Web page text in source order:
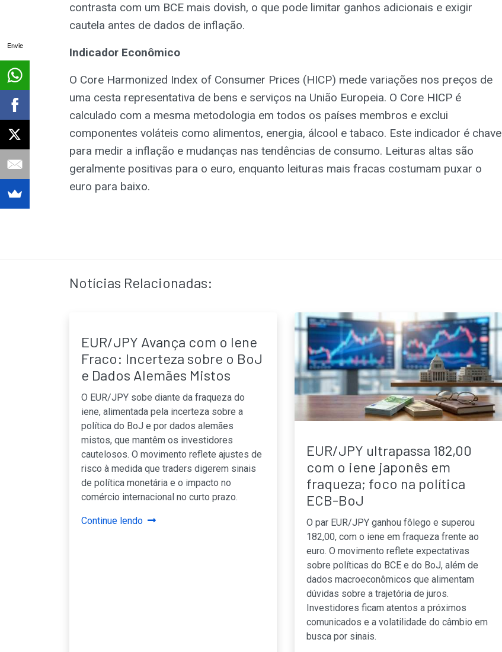
contrasta com um BCE mais dovish, o que pode limitar ganhos adicionais e exigir
cautela antes de dados de inflação.
Indicador Econômico
O Core Harmonized Index of Consumer Prices (HICP) mede variações nos preços de
uma cesta representativa de bens e serviços na União Europeia. O Core HICP é
calculado com a mesma metodologia em todos os países membros e exclui
componentes voláteis como alimentos, energia, álcool e tabaco. Este indicador é chave
para medir a inflação e mudanças nas tendências de consumo. Leituras altas são
geralmente positivas para o euro, enquanto leituras mais fracas costumam puxar o
euro para baixo.
Notícias Relacionadas:
EUR/JPY Avança com o Iene
Fraco: Incerteza sobre o BoJ
e Dados Alemães Mistos
O EUR/JPY sobe diante da fraqueza do
iene, alimentada pela incerteza sobre a
política do BoJ e por dados alemães
mistos, que mantêm os investidores
cautelosos. O movimento reflete ajustes de
risco à medida que traders digerem sinais
de política monetária e o impacto no
comércio internacional no curto prazo.
Continue lendo
EUR/JPY ultrapassa 182,00
com o iene japonês em
fraqueza; foco na política
ECB-BoJ
O par EUR/JPY ganhou fôlego e superou
182,00, com o iene em fraqueza frente ao
euro. O movimento reflete expectativas
sobre políticas do BCE e do BoJ, além de
dados macroeconômicos que alimentam
dúvidas sobre a trajetória de juros.
Investidores ficam atentos a próximos
comunicados e a volatilidade do câmbio em
busca por sinais.
Envie